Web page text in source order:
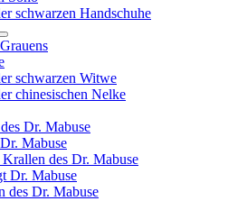
Wallace-
schwarzen Handschuhe
Unternavigation
von
Weinert-
Wilton-
Filme
schwarzen Witwe
chinesischen Nelke
Dr. Mabuse
Mabuse
des Dr. Mabuse
Dr. Mabuse
des Dr. Mabuse